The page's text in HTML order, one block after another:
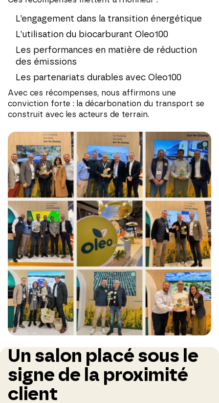
L’engagement dans la transition énergétique
L’utilisation du biocarburant Oleo100
Les performances en matière de réduction
des émissions
Les partenariats durables avec Oleo100
Avec ces récompenses, nous affirmons une
conviction forte : la décarbonation du transport se
construit avec les acteurs de terrain.
Un salon placé sous le
signe de la proximité
client